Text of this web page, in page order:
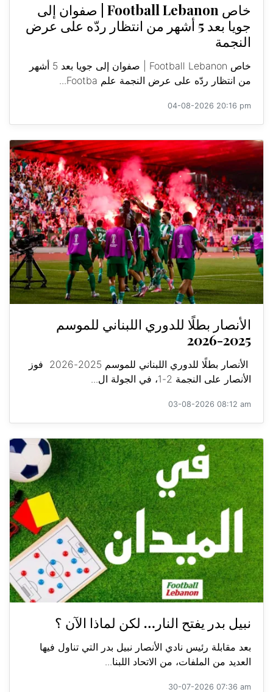
خاص Football Lebanon | صفوان إلى
جويا بعد 5 أشهر من انتظار ردّه على عرض
النجمة
خاص Football Lebanon | صفوان إلى جويا بعد 5 أشهر
من انتظار ردّه على عرض النجمة علم Footba...
04-08-2026 20:16 pm
الأنصار بطلًا للدوري اللبناني للموسم
2025-2026
الأنصار بطلًا للدوري اللبناني للموسم 2025-2026 فوز
الأنصار على النجمة 2-1، في الجولة ال...
03-08-2026 08:12 am
نبيل بدر يفتح النار… لكن لماذا الآن ؟
بعد مقابلة رئيس نادي الأنصار نبيل بدر التي تناول فيها
العديد من الملفات، من الاتحاد اللبنا...
30-07-2026 07:36 am